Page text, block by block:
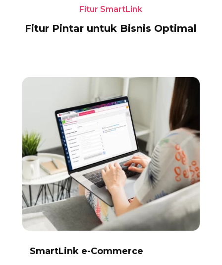
Fitur SmartLink
Fitur Pintar untuk Bisnis Optimal
SmartLink e-Commerce